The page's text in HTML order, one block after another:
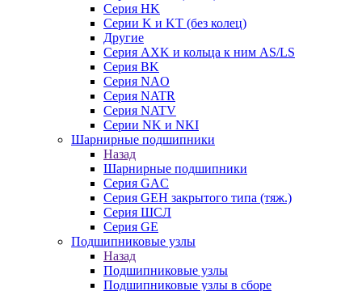
Серия HK
Серии K и KT (без колец)
Другие
Серия AXK и кольца к ним AS/LS
Серия BK
Серия NAO
Серия NATR
Серия NATV
Серии NK и NKI
Шарнирные подшипники
Назад
Шарнирные подшипники
Серия GAC
Серия GEH закрытого типа (тяж.)
Серия ШСЛ
Серия GE
Подшипниковые узлы
Назад
Подшипниковые узлы
Подшипниковые узлы в сборе